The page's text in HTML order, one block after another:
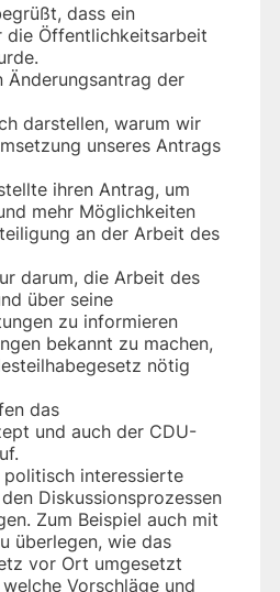
dass ein
die Öffentlichkeitsarbeit
Änderungsantrag der
darstellen, warum wir
unseres Antrags
ihren Antrag, um
mehr Möglichkeiten
an der Arbeit des
darum, die Arbeit des
über seine
zu informieren
bekannt zu machen,
nötig
das
und auch der CDU-
politisch interessierte
Diskussionsprozessen
Zum Beispiel auch mit
überlegen, wie das
vor Ort umgesetzt
Vorschläge und